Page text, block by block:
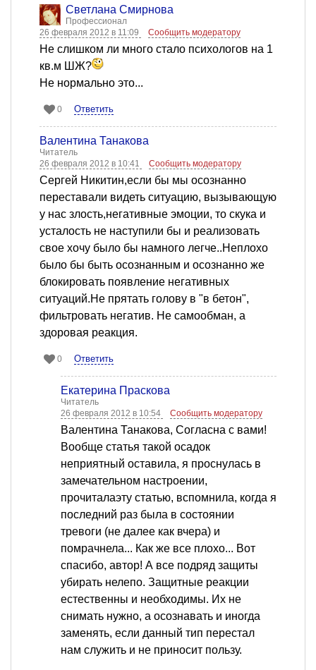
Светлана Смирнова
Профессионал
26 февраля 2012 в 11:09
Сообщить модератору
Не слишком ли много стало психологов на 1
кв.м ШЖ?
Не нормально это...
0 Ответить
Валентина Танакова
Читатель
26 февраля 2012 в 10:41
Сообщить модератору
Сергей Никитин,если бы мы осознанно
переставали видеть ситуацию, вызывающую
у нас злость,негативные эмоции, то скука и
усталость не наступили бы и реализовать
свое хочу было бы намного легче..Неплохо
было бы быть осознанным и осознанно же
блокировать появление негативных
ситуаций.Не прятать голову в "в бетон",
фильтровать негатив. Не самообман, а
здоровая реакция.
0 Ответить
Екатерина Праскова
Читатель
26 февраля 2012 в 10:54
Сообщить модератору
Валентина Танакова, Согласна с вами!
Вообще статья такой осадок
неприятный оставила, я проснулась в
замечательном настроении,
прочиталаэту статью, вспомнила, когда я
последний раз была в состоянии
тревоги (не далее как вчера) и
помрачнела... Как же все плохо... Вот
спасибо, автор! А все подряд защиты
убирать нелепо. Защитные реакции
естественны и необходимы. Их не
снимать нужно, а осознавать и иногда
заменять, если данный тип перестал
нам служить и не приносит пользу.